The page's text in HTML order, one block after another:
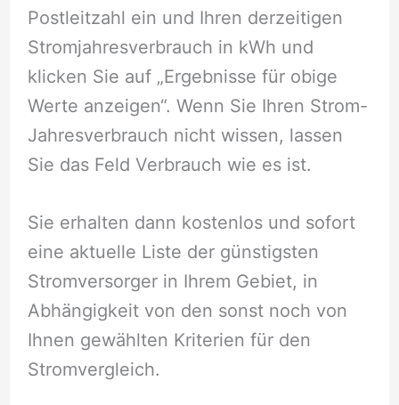
Postleitzahl ein und Ihren derzeitigen
Stromjahresverbrauch in kWh und
klicken Sie auf „Ergebnisse für obige
Werte anzeigen“. Wenn Sie Ihren Strom-
Jahresverbrauch nicht wissen, lassen
Sie das Feld Verbrauch wie es ist.
Sie erhalten dann kostenlos und sofort
eine aktuelle Liste der günstigsten
Stromversorger in Ihrem Gebiet, in
Abhängigkeit von den sonst noch von
Ihnen gewählten Kriterien für den
Stromvergleich.